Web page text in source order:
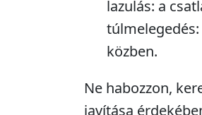
lazulás: a
közben.
Ne habozzon,
javítása